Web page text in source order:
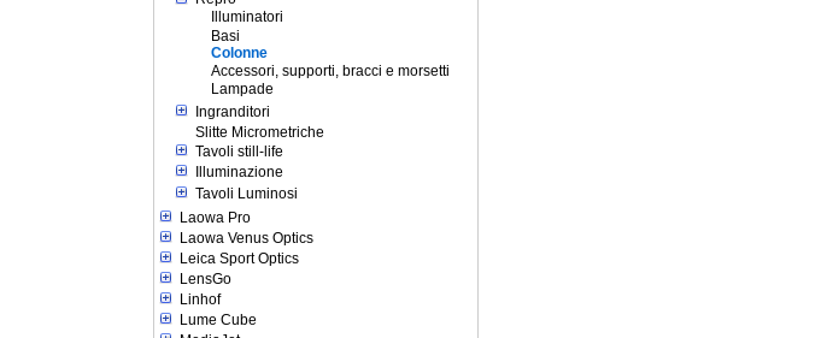
Illuminatori
Basi
Colonne
Accessori, supporti, bracci e morsetti
Lampade
Ingranditori
Slitte Micrometriche
Tavoli still-life
Illuminazione
Tavoli Luminosi
Laowa Pro
Laowa Venus Optics
Leica Sport Optics
LensGo
Linhof
Lume Cube